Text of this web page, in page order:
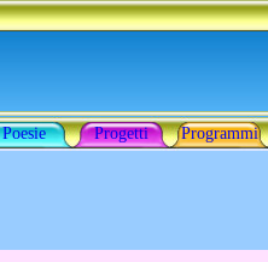
Poesie Progetti Programmi